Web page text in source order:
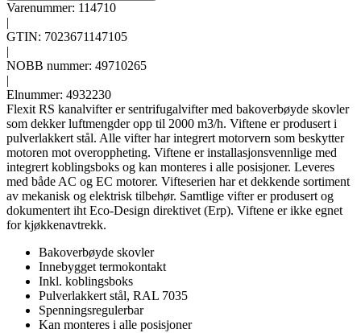
Varenummer: 114710
|
GTIN: 7023671147105
|
NOBB nummer: 49710265
|
Elnummer: 4932230
Flexit RS kanalvifter er sentrifugalvifter med bakoverbøyde skovler
som dekker luftmengder opp til 2000 m3/h. Viftene er produsert i
pulverlakkert stål. Alle vifter har integrert motorvern som beskytter
motoren mot overoppheting. Viftene er installasjonsvennlige med
integrert koblingsboks og kan monteres i alle posisjoner. Leveres
med både AC og EC motorer. Vifteserien har et dekkende sortiment
av mekanisk og elektrisk tilbehør. Samtlige vifter er produsert og
dokumentert iht Eco-Design direktivet (Erp). Viftene er ikke egnet
for kjøkkenavtrekk.
Bakoverbøyde skovler
Innebygget termokontakt
Inkl. koblingsboks
Pulverlakkert stål, RAL 7035
Spenningsregulerbar
Kan monteres i alle posisjoner